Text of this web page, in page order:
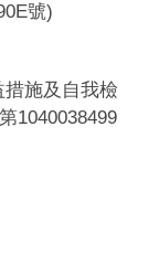
號)
施及自我檢
1040038499